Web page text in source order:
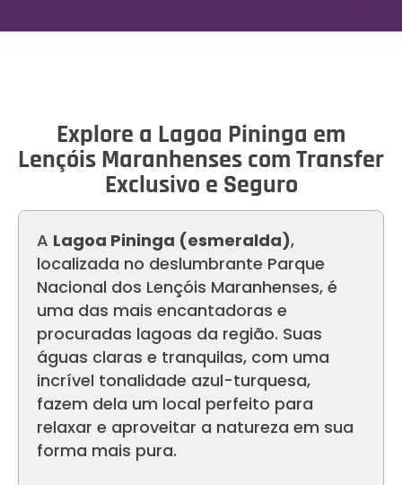
Explore a Lagoa Pininga em
Lençóis Maranhenses com Transfer
Exclusivo e Seguro
A Lagoa Pininga (esmeralda),
localizada no deslumbrante Parque
Nacional dos Lençóis Maranhenses, é
uma das mais encantadoras e
procuradas lagoas da região. Suas
águas claras e tranquilas, com uma
incrível tonalidade azul-turquesa,
fazem dela um local perfeito para
relaxar e aproveitar a natureza em sua
forma mais pura.